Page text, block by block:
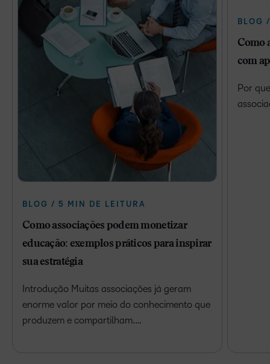
BLOG / 5 MIN DE LEITURA
Como associações podem monetizar
educação: exemplos práticos para inspirar
sua estratégia
Introdução Muitas associações já geram
enorme valor por meio do conhecimento que
produzem e compartilham.…
BLOG
Como
com
Por